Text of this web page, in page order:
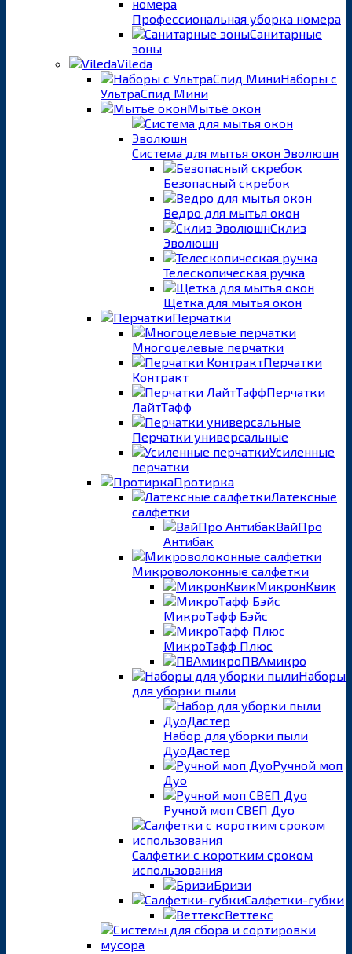
Профессиональная уборка номера
Санитарные
зоны
Vileda
Наборы с
УльтраСпид Мини
Мытьё окон
Система для мытья окон Эволюшн
Безопасный скребок
Ведро для мытья окон
Склиз
Эволюшн
Телескопическая ручка
Щетка для мытья окон
Перчатки
Многоцелевые перчатки
Перчатки
Контракт
Перчатки
ЛайтТафф
Перчатки универсальные
Усиленные
перчатки
Протирка
Латексные
салфетки
ВайПро
Антибак
Микроволоконные салфетки
МикронКвик
МикроТафф Бэйс
МикроТафф Плюс
ПВАмикро
Наборы
для уборки пыли
Набор для уборки пыли
ДуоДастер
Ручной моп
Дуо
Ручной моп СВЕП Дуо
Салфетки с коротким сроком
использования
Бризи
Салфетки-губки
Веттекс